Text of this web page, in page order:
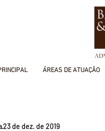
ÁREAS DE ATUAÇÃO
23 de dez. de 2019